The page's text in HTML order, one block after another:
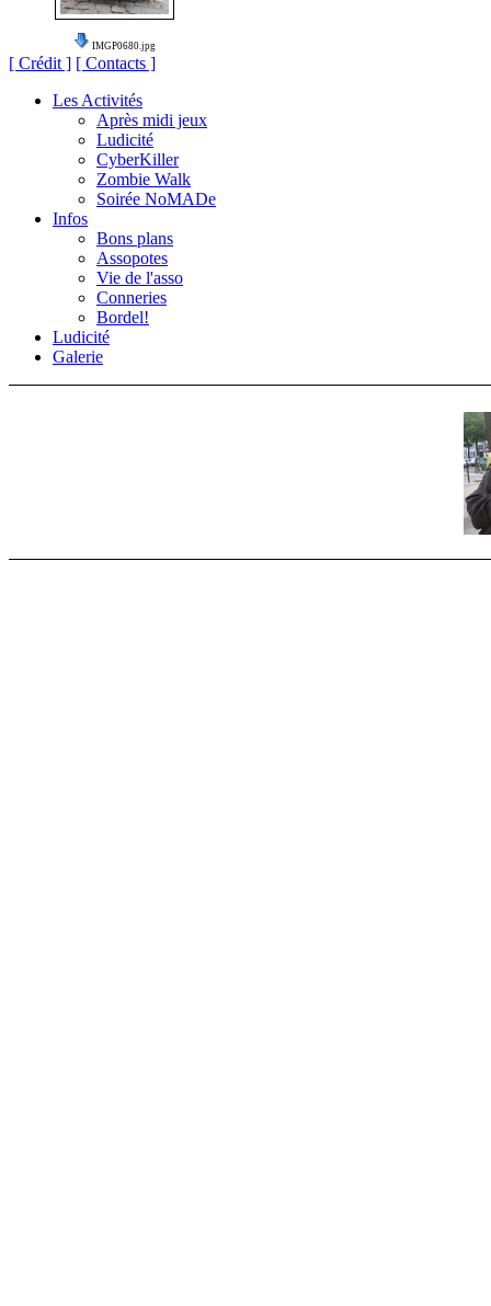
IMGP0680.jpg
[ Crédit ] [ Contacts ]
Les Activités
Après midi jeux
Ludicité
CyberKiller
Zombie Walk
Soirée NoMADe
Infos
Bons plans
Assopotes
Vie de l'asso
Conneries
Bordel!
Ludicité
Galerie